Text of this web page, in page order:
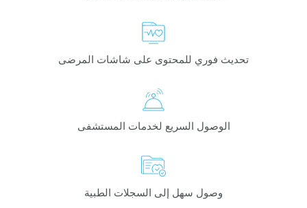
تحديث فوري للمحتوى على شاشات المرضى
الوصول السريع لخدمات المستشفى
وصول سهل إلى السجلات الطبية